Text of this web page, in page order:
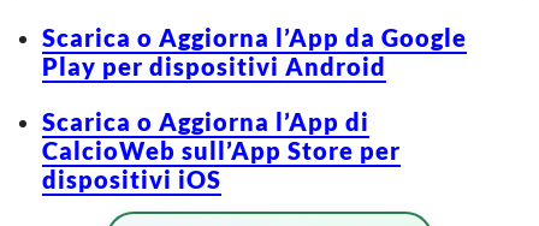
Scarica o Aggiorna l’App da Google
Play per dispositivi Android
Scarica o Aggiorna l’App di
CalcioWeb sull’App Store per
dispositivi iOS